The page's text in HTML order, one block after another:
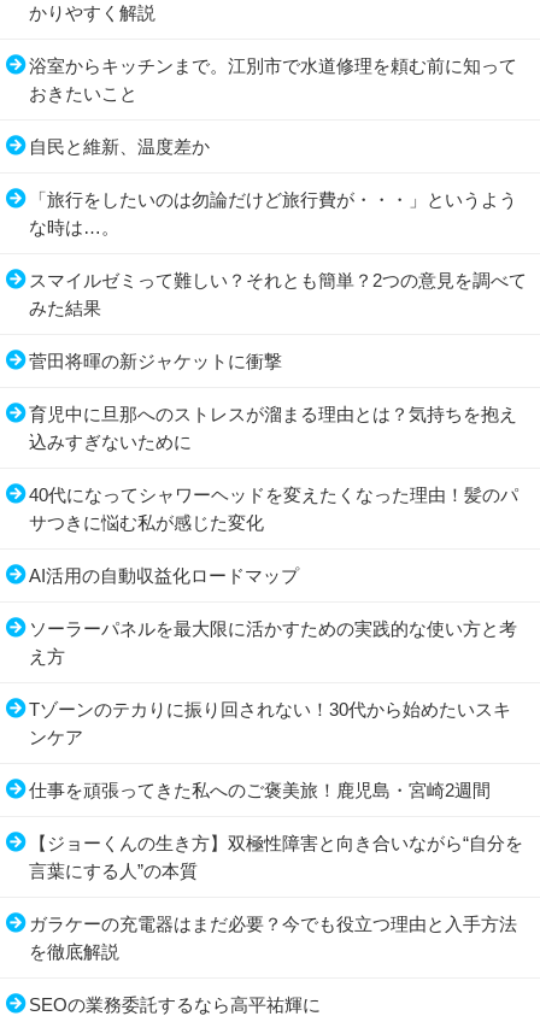
かりやすく解説
浴室からキッチンまで。江別市で水道修理を頼む前に知って
おきたいこと
自民と維新、温度差か
「旅行をしたいのは勿論だけど旅行費が・・・」というよう
な時は…。
スマイルゼミって難しい？それとも簡単？2つの意見を調べて
みた結果
菅田将暉の新ジャケットに衝撃
育児中に旦那へのストレスが溜まる理由とは？気持ちを抱え
込みすぎないために
40代になってシャワーヘッドを変えたくなった理由！髪のパ
サつきに悩む私が感じた変化
AI活用の自動収益化ロードマップ
ソーラーパネルを最大限に活かすための実践的な使い方と考
え方
Tゾーンのテカりに振り回されない！30代から始めたいスキ
ンケア
仕事を頑張ってきた私へのご褒美旅！鹿児島・宮崎2週間
【ジョーくんの生き方】双極性障害と向き合いながら“自分を
言葉にする人”の本質
ガラケーの充電器はまだ必要？今でも役立つ理由と入手方法
を徹底解説
SEOの業務委託するなら高平祐輝に